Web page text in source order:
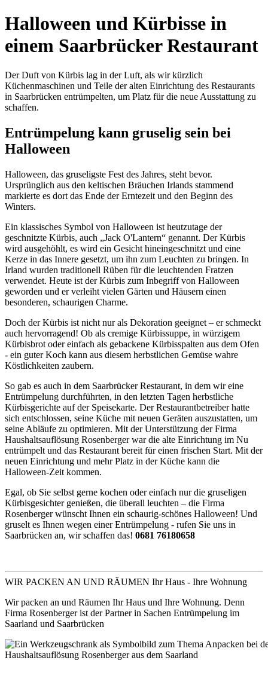
Halloween und Kürbisse in
einem Saarbrücker Restaurant
Der Duft von Kürbis lag in der Luft, als wir kürzlich
Küchenmaschinen und Teile der alten Einrichtung des Restaurants
in Saarbrücken entrümpelten, um Platz für die neue Ausstattung zu
schaffen.
Entrümpelung kann gruselig sein bei
Halloween
Halloween, das gruseligste Fest des Jahres, steht bevor.
Ursprünglich aus den keltischen Bräuchen Irlands stammend
markierte es dort das Ende der Erntezeit und den Beginn des
Winters.
Ein klassisches Symbol von Halloween ist heutzutage der
geschnitzte Kürbis, auch „Jack O'Lantern“ genannt. Der Kürbis
wird ausgehöhlt, es wird ein Gesicht hineingeschnitzt und eine
Kerze in das Innere gesetzt, um ihn zum Leuchten zu bringen. In
Irland wurden traditionell Rüben für die leuchtenden Fratzen
verwendet. Heute ist der Kürbis zum Inbegriff von Halloween
geworden und er verleiht vielen Gärten und Häusern einen
besonderen, schaurigen Charme.
Doch der Kürbis ist nicht nur als Dekoration geeignet – er schmeckt
auch hervorragend! Ob als cremige Kürbissuppe, in würzigem
Kürbisbrot oder einfach als gebackene Kürbisspalten aus dem Ofen
- ein guter Koch kann aus diesem herbstlichen Gemüse wahre
Köstlichkeiten zaubern.
So gab es auch in dem Saarbrücker Restaurant, in dem wir eine
Entrümpelung durchführten, in den letzten Tagen herbstliche
Kürbisgerichte auf der Speisekarte. Der Restaurantbetreiber hatte
sich entschlossen, seine Küche mit neuen Geräten auszustatten, um
seine Abläufe zu optimieren. Mit der Unterstützung der Firma
Haushaltsauflösung Rosenberger war die alte Einrichtung im Nu
entrümpelt und das Restaurant bereit für einen frischen Start. Mit der
neuen Einrichtung und mehr Platz in der Küche kann die
Halloween-Zeit kommen.
Egal, ob Sie selbst gerne kochen oder einfach nur die gruseligen
Kürbisgesichter genießen, die überall leuchten – die Firma
Rosenberger wünscht Ihnen ein schaurig-schönes Halloween! Und
gruselt es Ihnen wegen einer Entrümpelung - rufen Sie uns in
Saarbrücken an, wir schaffen das! 0681 76180658
WIR PACKEN AN UND RÄUMEN Ihr Haus - Ihre Wohnung
Wir packen an und Räumen Ihr Haus und Ihre Wohnung. Denn
Firma Rosenberger ist der Partner in Sachen Entrümpelung im
Saarland und Saarbrücken